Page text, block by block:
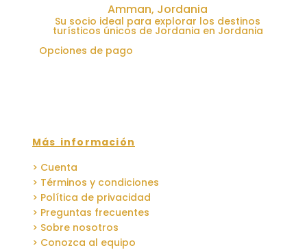
Amman, Jordania
Su socio ideal para explorar los destinos
turísticos únicos de Jordania en Jordania
Opciones de pago
Más información
> Cuenta
> Términos y condiciones
> Política de privacidad
> Preguntas frecuentes
> Sobre nosotros
> Conozca al equipo